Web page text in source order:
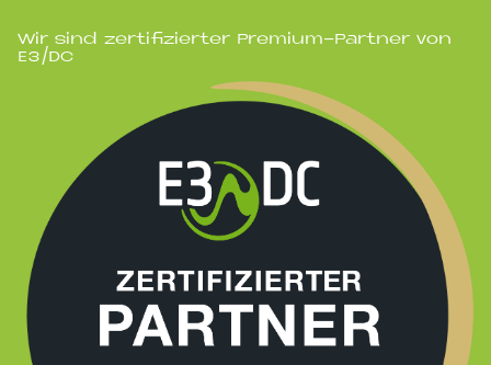
Wir sind zertifizierter Premium-Partner von
E3/DC